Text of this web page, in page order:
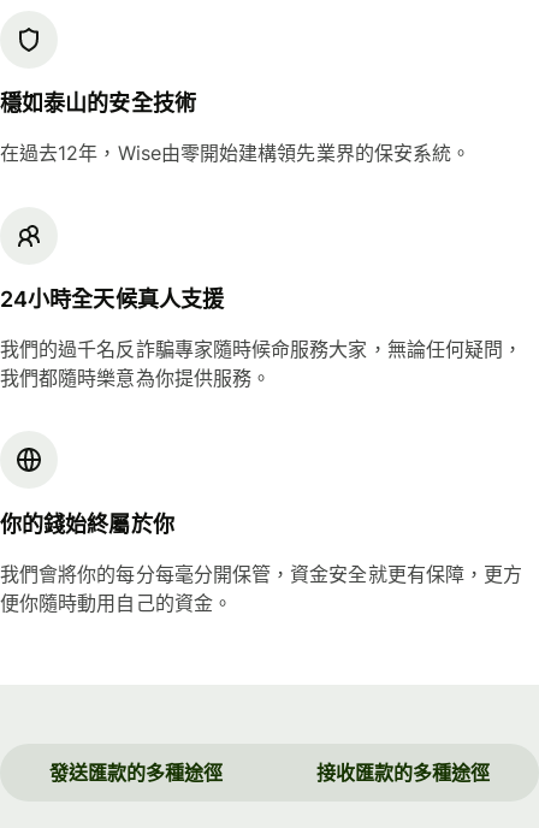
穩如泰山的安全技術
在過去12年，Wise由零開始建構領先業界的保安系統。
24小時全天候真人支援
我們的過千名反詐騙專家隨時候命服務大家，無論任何疑問，
我們都隨時樂意為你提供服務。
你的錢始終屬於你
我們會將你的每分每毫分開保管，資金安全就更有保障，更方
便你隨時動用自己的資金。
發送匯款的多種途徑 接收匯款的多種途徑